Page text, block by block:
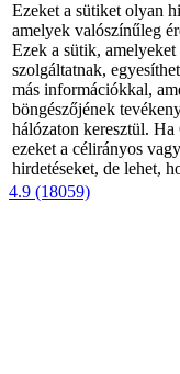
Ezeket a sütiket olyan
amelyek valószínűleg
Ezek a sütik,
szolgáltatnak,
más információkkal,
böngészőjének
hálózaton keresztül.
ezeket a célirányos
hirdetéseket, de lehet,
4.9 (18059)